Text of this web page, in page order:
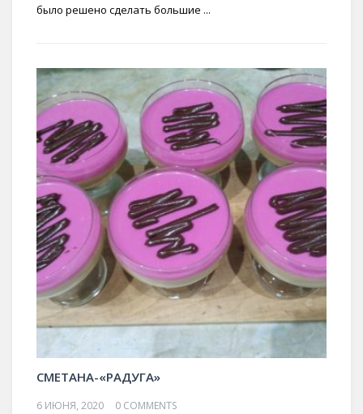
было решено сделать большие ...
СМЕТАНА-«РАДУГА»
6 ИЮНЯ, 2020 0 COMMENTS